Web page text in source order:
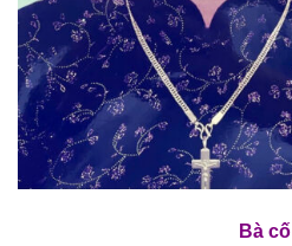
Bà cố